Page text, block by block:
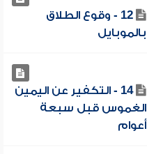
12 - وقوع الطلاق
بالموبايل
14 - التكفير عن اليمين
الغموس قبل سبعة
أعوام